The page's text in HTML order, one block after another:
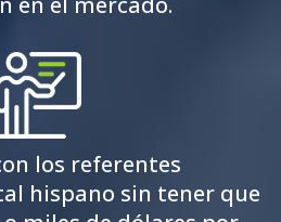
los referentes
hispano sin tener que